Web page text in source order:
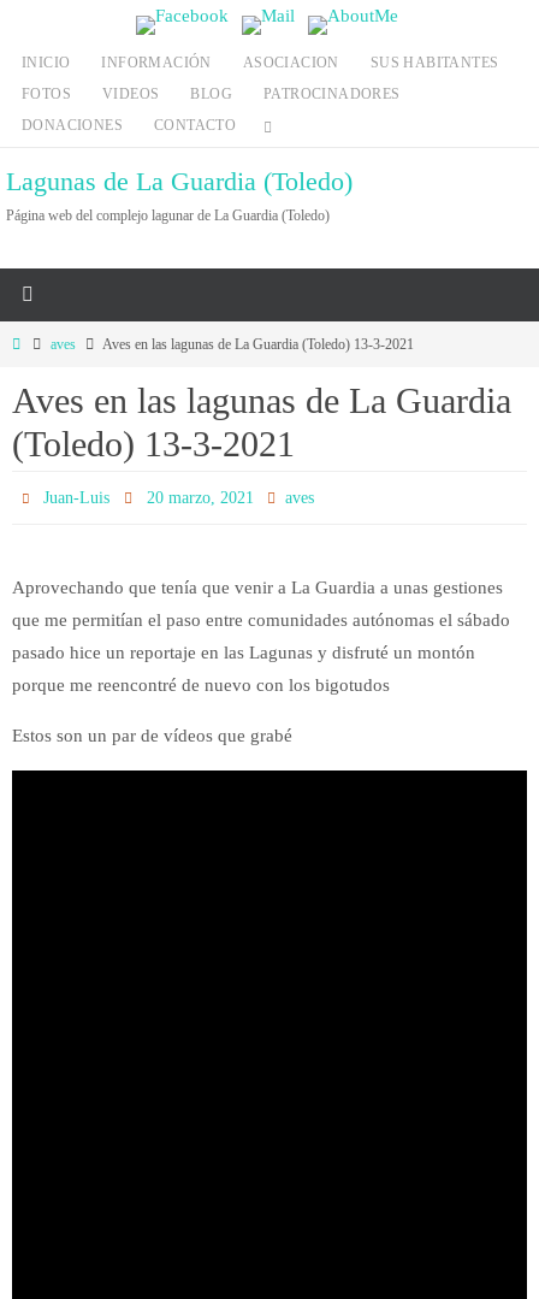
contenido
INICIO INFORMACIÓN ASOCIACION
SUS HABITANTES
FOTOS
VIDEOS BLOG
PATROCINADORES
DONACIONES
CONTACTO
Lagunas de La Guardia (Toledo)
Página web del complejo lagunar de La Guardia (Toledo)
Inicioaves Aves en las lagunas de La Guardia (Toledo) 13-3-2021
Aves en las lagunas de La Guardia
(Toledo) 13-3-2021
Juan-Luis 20 marzo, 2021 aves
Aprovechando que tenía que venir a La Guardia a unas gestiones
que me permitían el paso entre comunidades autónomas el sábado
pasado hice un reportaje en las Lagunas y disfruté un montón
porque me reencontré de nuevo con los bigotudos
Estos son un par de vídeos que grabé